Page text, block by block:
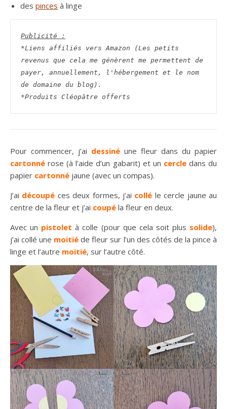
des pinces à linge
Publicité :
*Liens affiliés vers Amazon (Les petits
revenus que cela me génèrent me permettent de
payer, annuellement, l'hébergement et le nom
de domaine du blog).
*Produits Cléopâtre offerts
Pour commencer, j’ai dessiné une fleur dans du papier
cartonné rose (à l’aide d’un gabarit) et un cercle dans du
papier cartonné jaune (avec un compas).
J’ai découpé ces deux formes, j’ai collé le cercle jaune au
centre de la fleur et j’ai coupé la fleur en deux.
Avec un pistolet à colle (pour que cela soit plus solide),
j’ai collé une moitié de fleur sur l’un des côtés de la pince à
linge et l’autre moitié, sur l’autre côté.